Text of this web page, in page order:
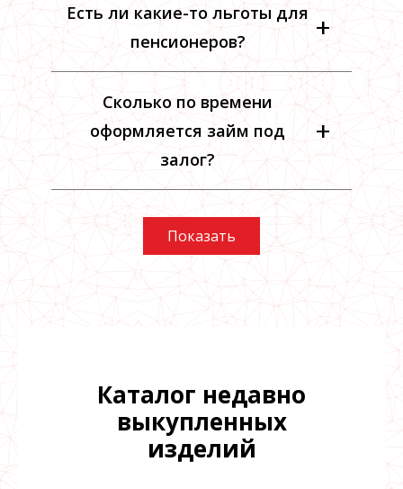
Есть ли какие-то льготы для
пенсионеров?
+
Сколько по времени
оформляется займ под
залог?
+
Показать
Каталог недавно
выкупленных
изделий